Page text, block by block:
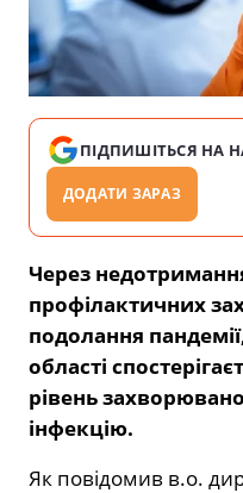
ПІДПИШІТЬСЯ НА
ДОДАТИ ЗАРАЗ
Через
профілактичних
подолання
області
рівень
інфекцію.
Як повідомив в.о.